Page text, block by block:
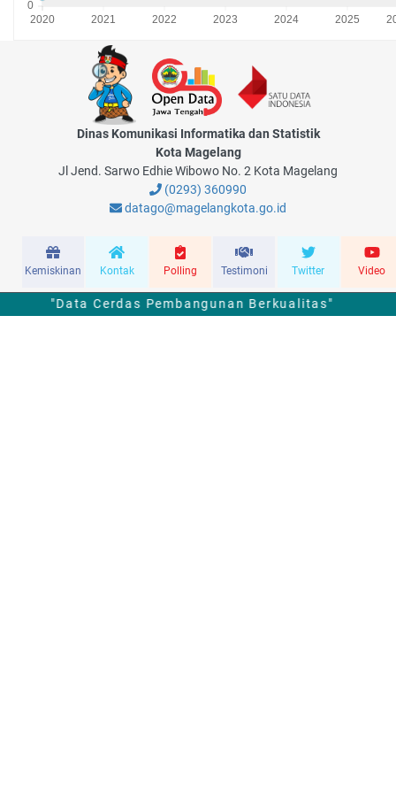
Dinas Komunikasi Informatika dan Statistik
Kota Magelang
Jl Jend. Sarwo Edhie Wibowo No. 2 Kota Magelang
(0293) 360990
datago@magelangkota.go.id
Kemiskinan Kontak Polling Testimoni Twitter Video
"Data Cerdas Pembangunan Berkualitas"